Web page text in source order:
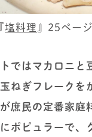
塩料理 』25ページ
ではマカロニと
ねぎフレークを
庶民の定番家庭
ポピュラーで、